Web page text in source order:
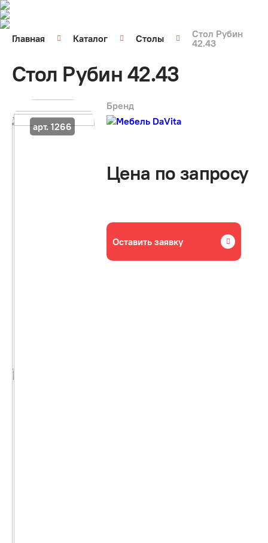
Главная Каталог Столы
Стол Рубин
42.43
Стол Рубин 42.43
арт. 1266
Бренд
Цена по запросу
Оставить заявку